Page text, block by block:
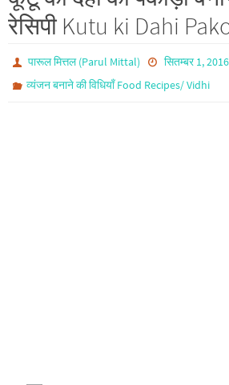
रेसिपी Kutu ki Dahi
पारूल मित्तल (Parul Mittal)
सितम्बर 1, 2016
व्यंजन बनाने की विधियाँ Food Recipes/ Vidhi